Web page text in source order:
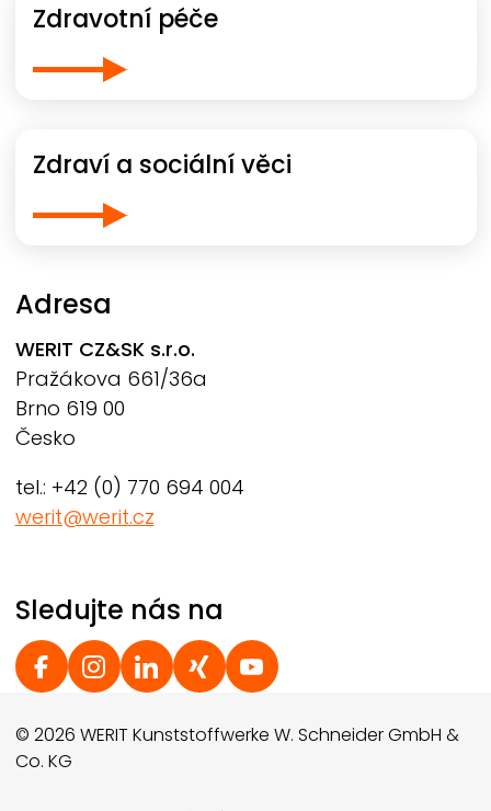
Zdravotní péče
Zdraví a sociální věci
Adresa
WERIT CZ&SK s.r.o.
Pražákova 661/36a
Brno 619 00
Česko
tel.: +42 (0) 770 694 004
werit@werit.cz
Sledujte nás na
Social Footer
© 2026 WERIT Kunststoffwerke W. Schneider GmbH &
Co. KG